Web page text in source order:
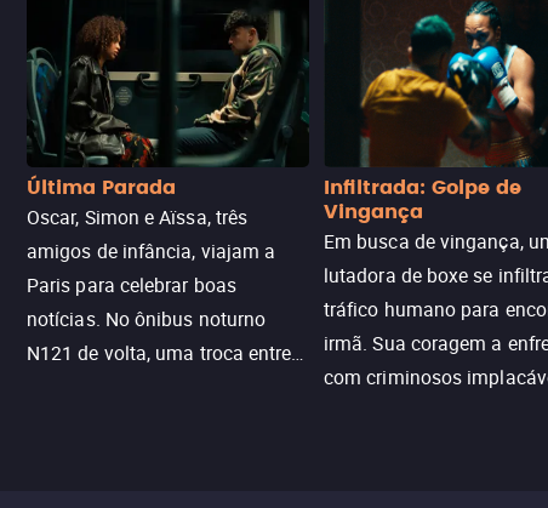
Última Parada
Oscar, Simon e Aïssa, três
amigos de infância, viajam a
Paris para celebrar boas
notícias. No ônibus noturno
N121 de volta, uma troca entre
Infiltrada: Golpe de
Vingança
Em busca de vingança,
lutadora de boxe se
tráfico humano para
irmã. Sua coragem a
com criminosos